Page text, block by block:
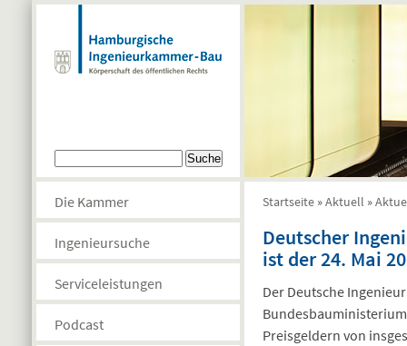
Direkt zum Inhalt
Suchformular
Die Kammer
Ingenieursuche
Serviceleistungen
Podcast
Sie sind hier
Startseite »Aktuell »
Deutscher
ist der 24. Mai
Der Deutsche
Preisgeldern von